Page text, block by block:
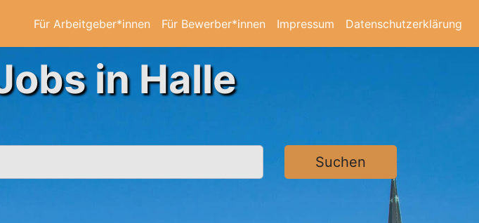
Für Arbeitgeber*innen Für Bewerber*innen Impressum Datenschutzerklärung
in Halle
Suchen